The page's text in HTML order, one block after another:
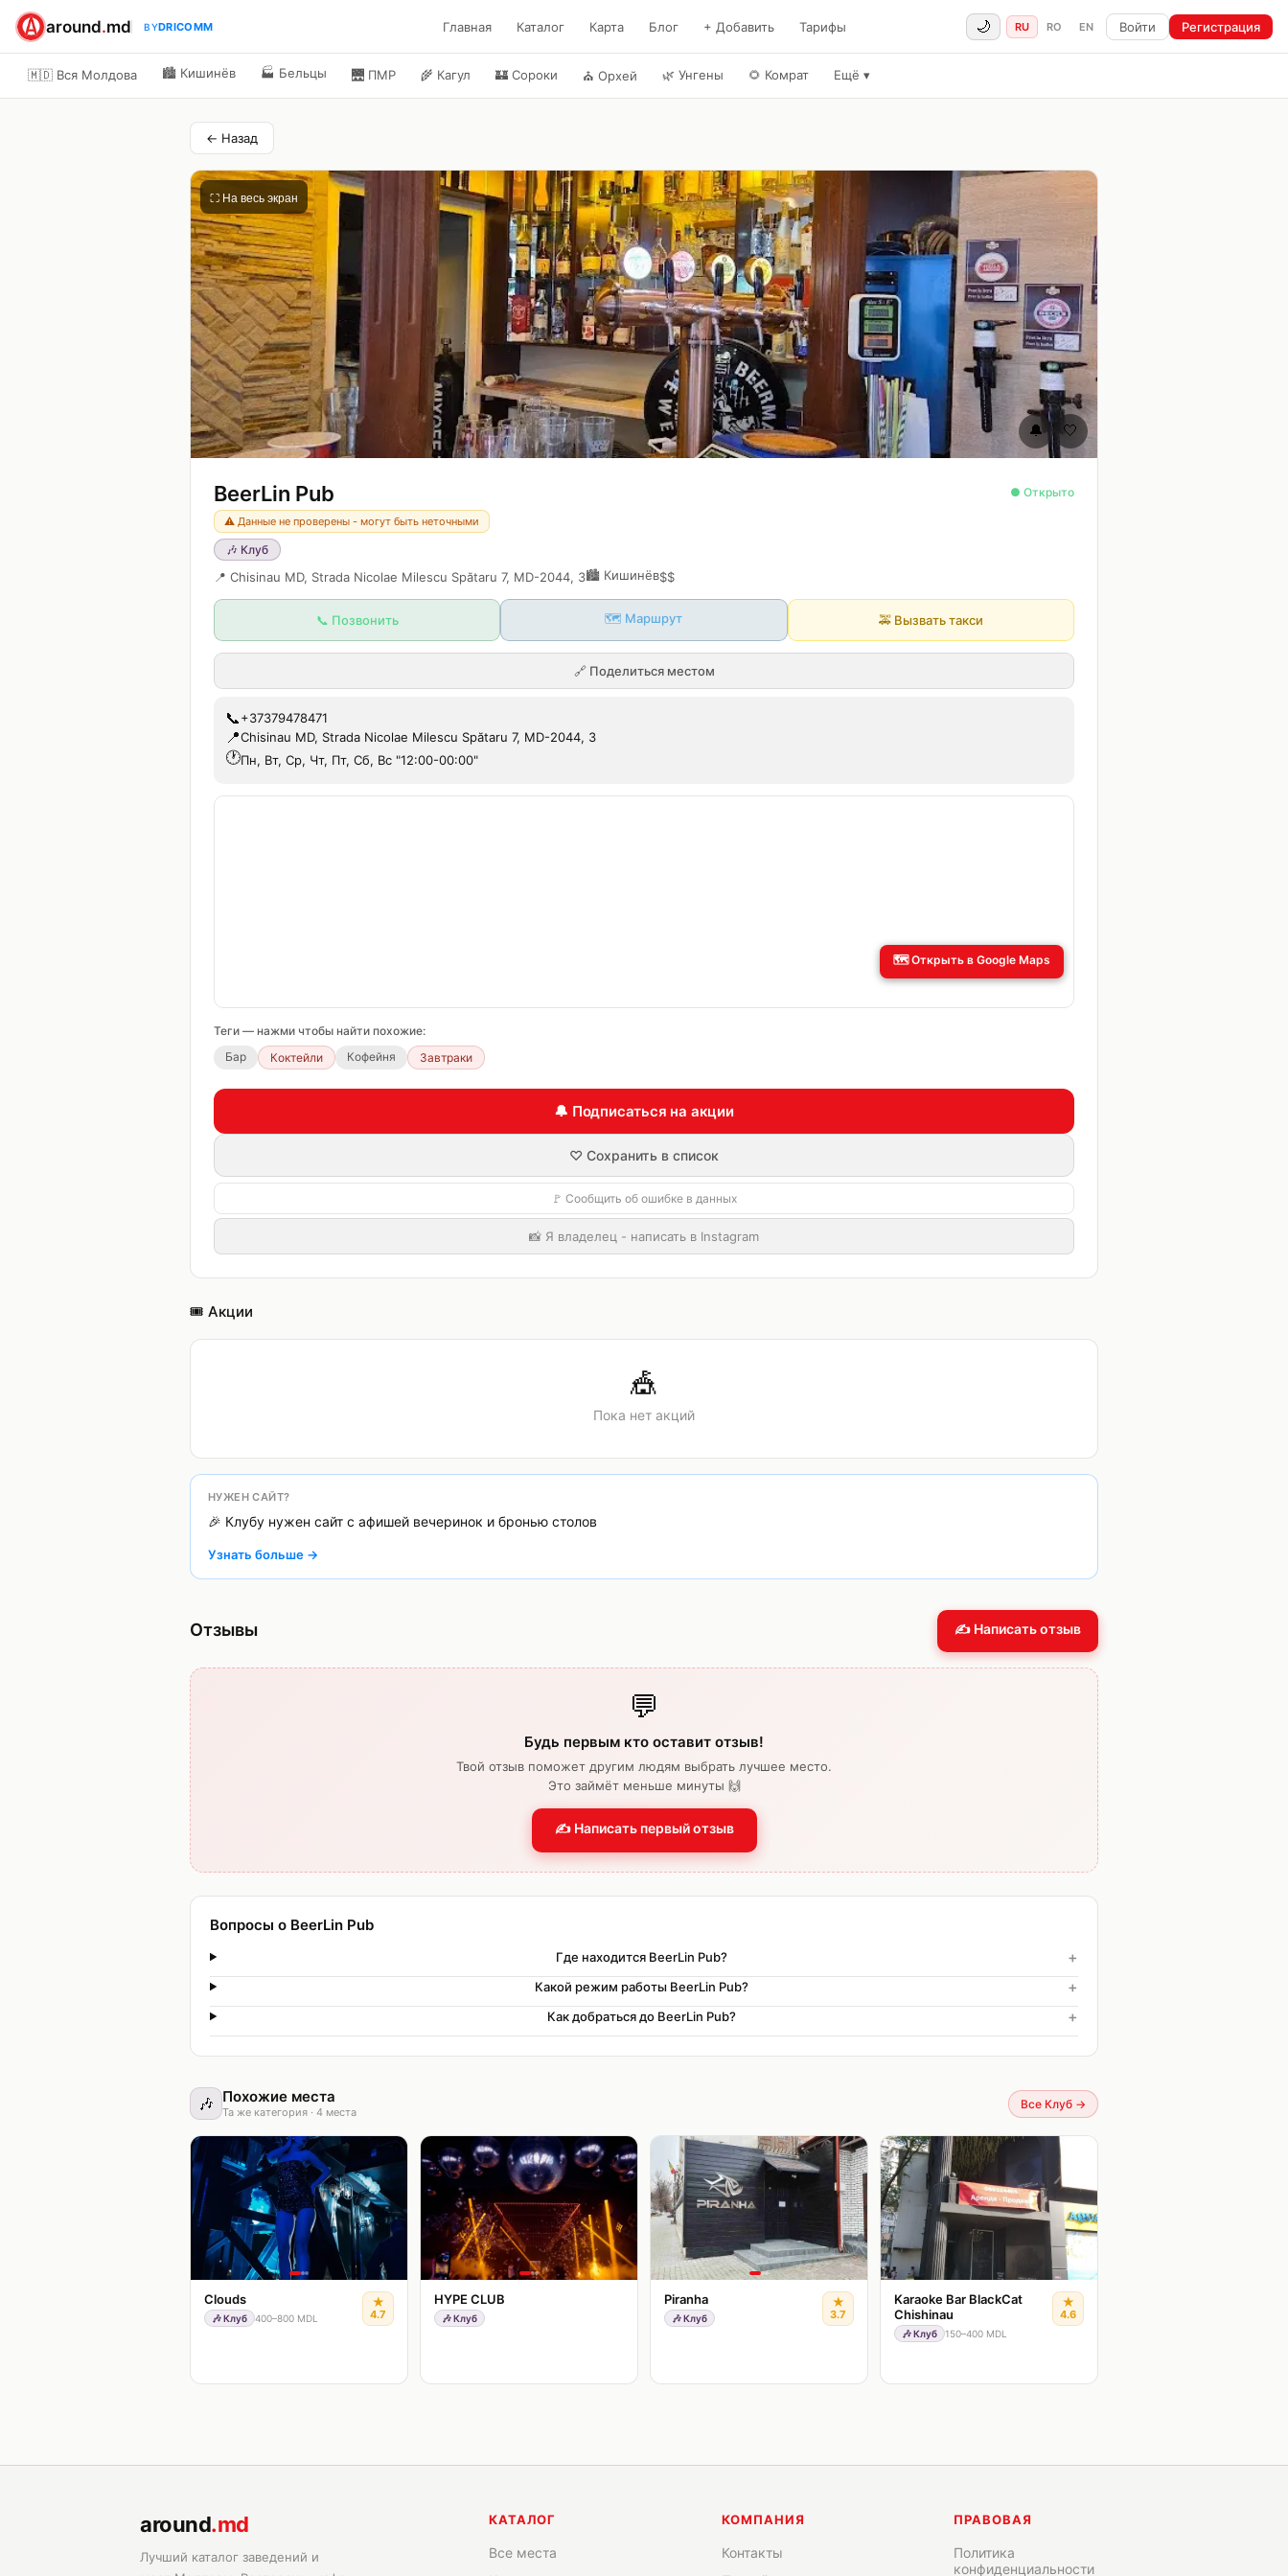
around.md BYDRICOMM Главная Каталог Карта Блог + Добавить Тарифы 🌙 RU RO EN Войти Регистрация
🇲🇩 Вся Молдова 🏙️ Кишинёв 🏭 Бельцы 🌉 ПМР 🌾 Кагул 🏰 Сороки ⛪ Орхей 🌿 Унгены 🌻 Комрат Ещё ▾
← Назад
⛶ На весь экран
🔔 🤍
BeerLin Pub
⚠️ Данные не проверены - могут быть неточными
🎶 Клуб
📍 Chisinau MD, Strada Nicolae Milescu Spătaru 7, MD-2044, 3🏙️ Кишинёв$$
● Открыто
📞 Позвонить 🗺️ Маршрут 🚕 Вызвать такси
🔗 Поделиться местом
📞+37379478471
📍Chisinau MD, Strada Nicolae Milescu Spătaru 7, MD-2044, 3
🕐Пн, Вт, Ср, Чт, Пт, Сб, Вс "12:00-00:00"
🗺️Открыть в Google Maps
Теги — нажми чтобы найти похожие:
Бар
Коктейли Кофейня Завтраки
🔔 Подписаться на акции
♡ Сохранить в список
🚩 Сообщить об ошибке в данных
📸 Я владелец - написать в Instagram
🎟️ Акции
🎪
Пока нет акций
НУЖЕН САЙТ?
🎉 Клубу нужен сайт с афишей вечеринок и бронью столов
Узнать больше →
Отзывы ✍️ Написать отзыв
💬
Будь первым кто оставит отзыв!
Твой отзыв поможет другим людям выбрать лучшее место.
Это займёт меньше минуты 🙌
✍️ Написать первый отзыв
Вопросы о BeerLin Pub
Где находится BeerLin Pub? +
Какой режим работы BeerLin Pub? +
Как добраться до BeerLin Pub? +
🎶 Похожие места
Та же категория · 4 места
Все Клуб →
Clouds
🎶Клуб 400–800 MDL
★
4.7
HYPE CLUB
🎶Клуб
Piranha
🎶Клуб
★
3.7
Karaoke Bar BlackCat
Chishinau
🎶Клуб 150–400 MDL
★
4.6
around.md
Лучший каталог заведений и
КАТАЛОГ
Все места
КОМПАНИЯ
Контакты
ПРАВОВАЯ
Политика
конфиденциальности